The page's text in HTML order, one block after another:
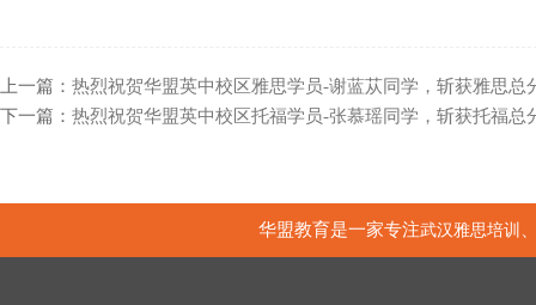
上一篇： 热烈祝贺华盟英中校区雅思学员-谢蓝苁同学，斩获雅思总
下一篇： 热烈祝贺华盟英中校区托福学员-张慕瑶同学，斩获托福总
华盟教育是一家专注武汉雅思培训